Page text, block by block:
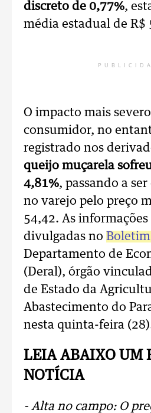
discreto de 0,77%,
média estadual de R$
O impacto mais
consumidor, no
registrado nos
queijo muçarela
4,81%, passando a
no varejo pelo preço
54,42. As informações
divulgadas no
Departamento de
(Deral), órgão
de Estado da
Abastecimento do
nesta quinta-feira
LEIA ABAIXO UM
NOTÍCIA
- Alta no campo: O